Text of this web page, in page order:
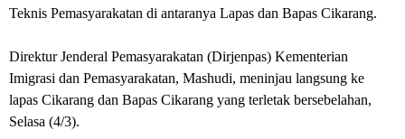
Teknis Pemasyarakatan di antaranya Lapas dan Bapas Cikarang.
Direktur Jenderal Pemasyarakatan (Dirjenpas) Kementerian
Imigrasi dan Pemasyarakatan, Mashudi, meninjau langsung ke
lapas Cikarang dan Bapas Cikarang yang terletak bersebelahan,
Selasa (4/3).